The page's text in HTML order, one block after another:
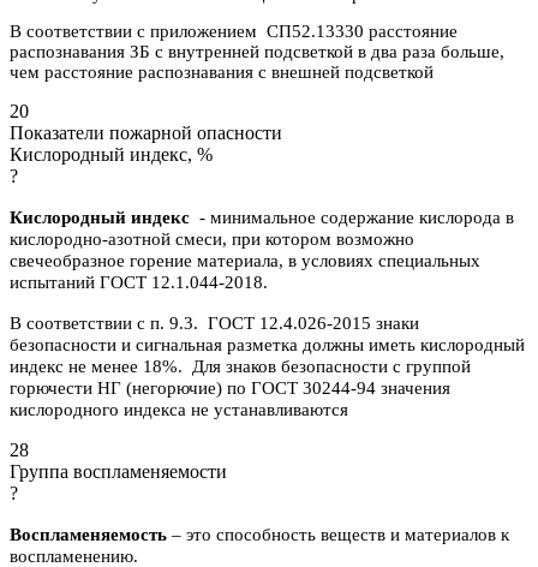
В соответствии с приложением СП52.13330 расстояние
распознавания ЗБ с внутренней подсветкой в два раза больше,
чем расстояние распознавания с внешней подсветкой
20
Показатели пожарной опасности
Кислородный индекс, %
?
Кислородный индекс - минимальное содержание кислорода в
кислородно-азотной смеси, при котором возможно
свечеобразное горение материала, в условиях специальных
испытаний ГОСТ 12.1.044-2018.
В соответствии с п. 9.3. ГОСТ 12.4.026-2015 знаки
безопасности и сигнальная разметка должны иметь кислородный
индекс не менее 18%. Для знаков безопасности с группой
горючести НГ (негорючие) по ГОСТ 30244-94 значения
кислородного индекса не устанавливаются
28
Группа воспламеняемости
?
Воспламеняемость – это способность веществ и материалов к
воспламенению.